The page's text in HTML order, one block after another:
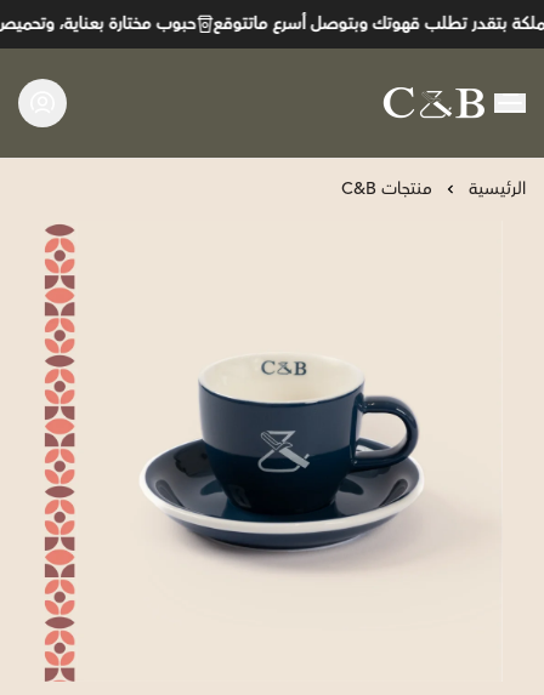
بتقدر تطلب قهوتك وبتوصل أسرع ماتتوقع حبوب مختارة بعناية، وتحميص
C&B
الرئيسية منتجات C&B